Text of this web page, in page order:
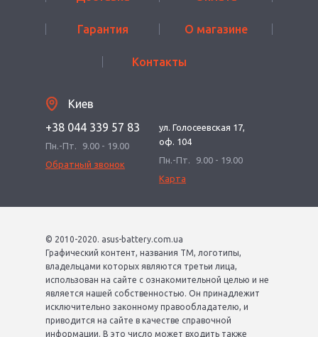
Гарантия О магазине
Контакты
Киев
+38 044 339 57 83
Пн.-Пт.
9.00 - 19.00
Обратный звонок
ул. Голосеевская 17,
оф. 104
Пн.-Пт.
9.00 - 19.00
Карта
© 2010-2020. asus-battery.com.ua
Графический контент, названия ТМ, логотипы,
владельцами которых являются третьи лица,
использован на сайте с ознакомительной целью и не
является нашей собственностью. Он принадлежит
исключительно законному правообладателю, и
приводится на сайте в качестве справочной
информации. В это число может входить также